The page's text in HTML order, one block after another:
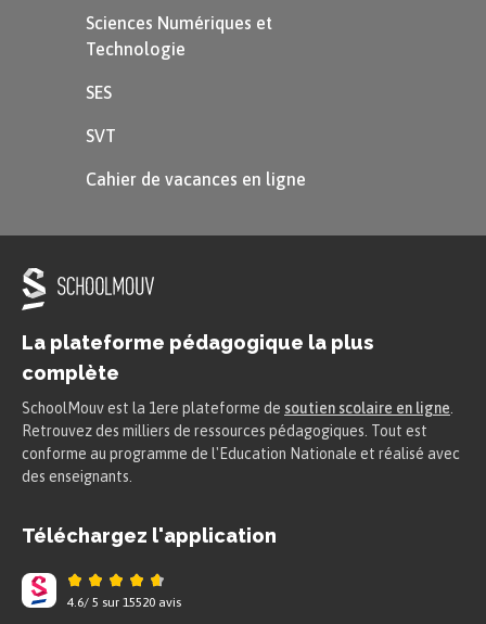
Sciences Numériques et
Technologie
SES
SVT
Cahier de vacances en ligne
La plateforme pédagogique la plus
complète
SchoolMouv est la 1ere plateforme de soutien scolaire en ligne
Retrouvez des milliers de ressources pédagogiques. Tout est
conforme au programme de l'Education Nationale et réalisé avec
des enseignants.
Téléchargez l'application
4.6/ 5 sur 15520 avis